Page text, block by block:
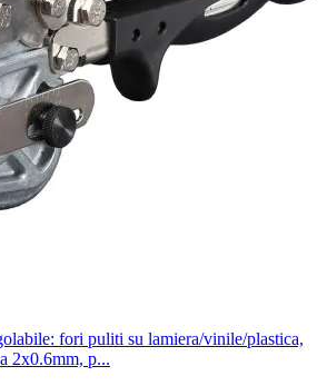
fori puliti su lamiera/vinile/plastica,
2x0.6mm, p...